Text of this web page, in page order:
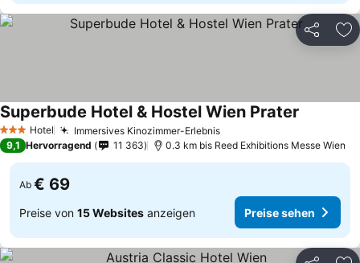
Teilen
3 SterneHotel Immersives Kinozimmer-ErlebnisPreise sehen
Superbude Hotel & Hostel Wien Prater
9,1 Hervorragend 11 363 0.3 km bis Reed Exhibitions Messe Wien
Ab € 69
Preise von 15 Websites anzeigen Preise sehen